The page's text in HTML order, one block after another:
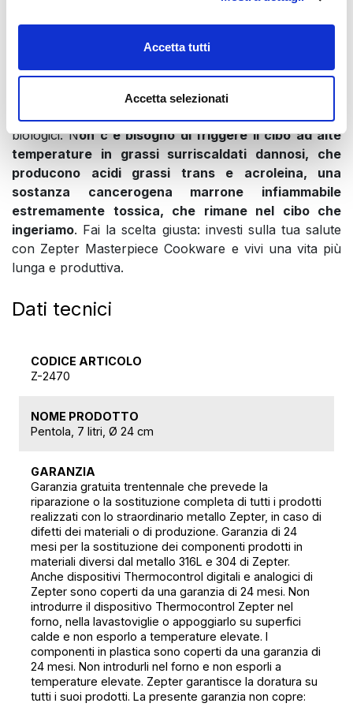
Accetta tutti
Accetta selezionati
mangiamo e quanto cibo ingeriamo incide in modo
significativo sui telomeri, sulla salute e sulla nostra
Non è necessario bollire inutilmente la verdura
nell'acqua, che distrugge tutti i suoi valori nutritivi e
biologici. Non c'è bisogno di friggere il cibo ad alte
temperature in grassi surriscaldati dannosi, che
producono acidi grassi trans e acroleina, una
sostanza cancerogena marrone infiammabile
estremamente tossica, che rimane nel cibo che
ingeriamo. Fai la scelta giusta: investi sulla tua salute
con Zepter Masterpiece Cookware e vivi una vita più
lunga e produttiva.
Dati tecnici
CODICE ARTICOLO
Z-2470
NOME PRODOTTO
Pentola, 7 litri, Ø 24 cm
GARANZIA
Garanzia gratuita trentennale che prevede la
riparazione o la sostituzione completa di tutti i prodotti
realizzati con lo straordinario metallo Zepter, in caso di
difetti dei materiali o di produzione. Garanzia di 24
mesi per la sostituzione dei componenti prodotti in
materiali diversi dal metallo 316L e 304 di Zepter.
Anche dispositivi Thermocontrol digitali e analogici di
Zepter sono coperti da una garanzia di 24 mesi. Non
introdurre il dispositivo Thermocontrol Zepter nel
forno, nella lavastoviglie o appoggiarlo su superfici
calde e non esporlo a temperature elevate. I
componenti in plastica sono coperti da una garanzia di
24 mesi. Non introdurli nel forno e non esporli a
temperature elevate. Zepter garantisce la doratura su
tutti i suoi prodotti. La presente garanzia non copre: